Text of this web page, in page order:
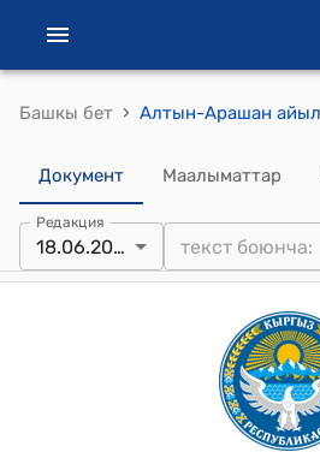
Башкы бет ›
Документ Маалыматтар
Редакция
18.06.2026